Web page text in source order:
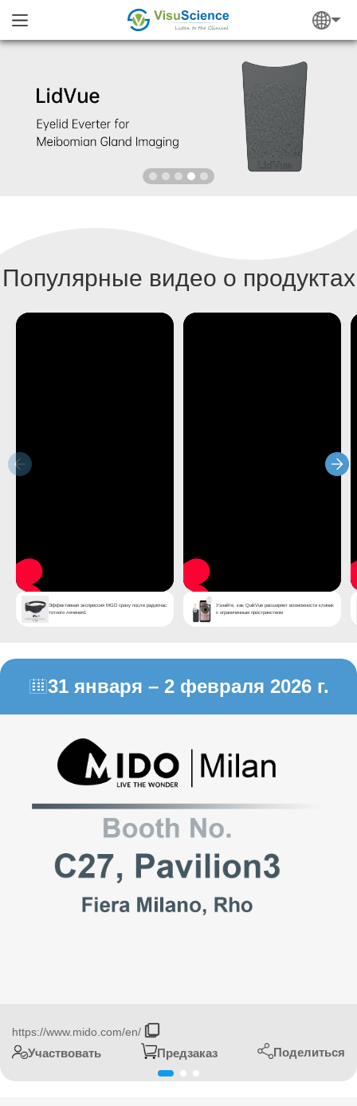
Популярные видео о продуктах
Эффективная экспрессия MGD сразу после радиочас
тотного лечения1
Узнайте, как QuikVue расширяет возможности клиник
с ограниченным пространством
31 января – 2 февраля 2026 г.
https://www.mido.com/en/
Участвовать Предзаказ Поделиться